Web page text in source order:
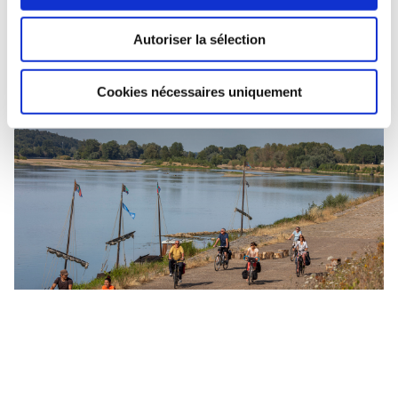
Autoriser la sélection
Cookies nécessaires uniquement
pouvez également profiter du service gratuit de
transport des vélos en grimpant dans le
à Vélo »et rejoindre ainsi un autre point de l’itinéraire.